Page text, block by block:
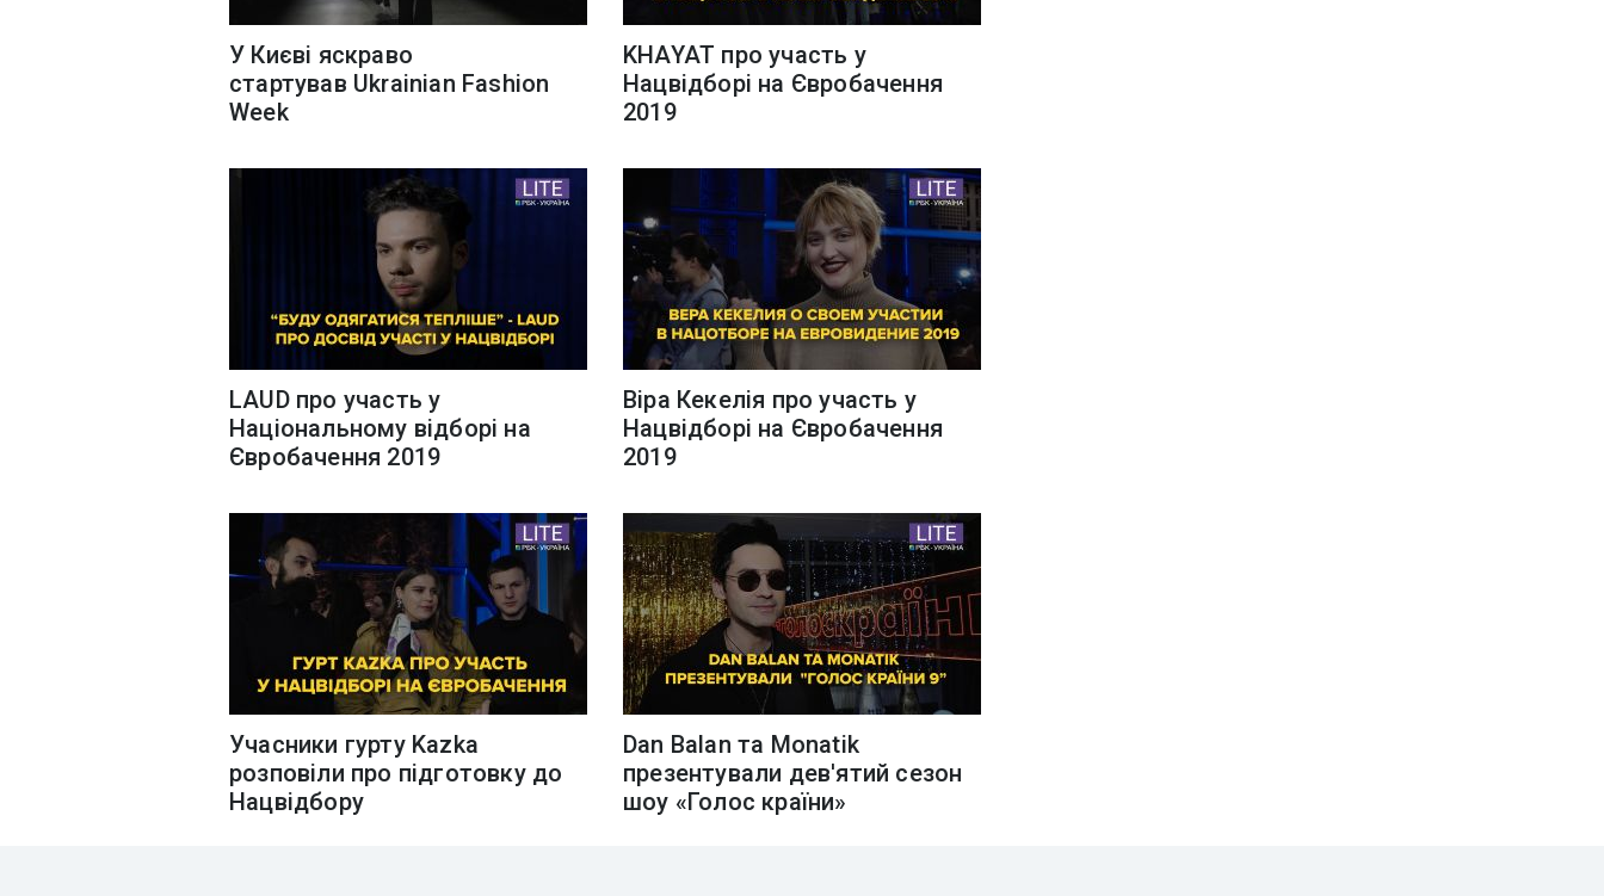
У Києві яскраво
стартував Ukrainian Fashion
Week
KHAYAT про участь у
Нацвідборі на Євробачення
2019
LAUD про участь у
Національному відборі на
Євробачення 2019
Віра Кекелія про участь у
Нацвідборі на Євробачення
2019
Учасники гурту Kazka
розповіли про підготовку до
Нацвідбору
Dan Balan та Monatik
презентували дев'ятий сезон
шоу «Голос країни»